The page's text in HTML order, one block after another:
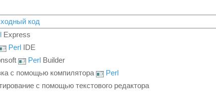
код
Express
Perl IDE
Perl Builder
с помощью компилятора
Perl
с помощью текстового редактора